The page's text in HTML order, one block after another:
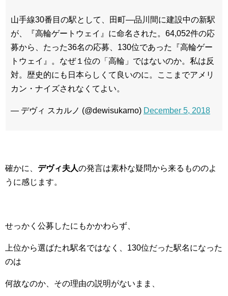
山手線30番目の駅として、田町―品川間に建設中の新駅
が、『高輪ゲートウェイ』に命名された。64,052件の応
募から、たった36名の応募、130位であった『高輪ゲー
トウェイ』。なぜ１位の「高輪」ではないのか。私は反
対。歴史的にも日本らしくて良いのに。ここまでアメリ
カン・ナイズされなくてよい。
— デヴィ スカルノ (@dewisukarno) December 5, 2018
確かに、 デヴィ夫人の発言は素朴な疑問から来るもののよ
うに感じます。
せっかく公募したにもかかわらず、
上位から選ばたれ駅名ではなく、130位だった駅名になった
のは
何故なのか、その理由の説明がないまま、